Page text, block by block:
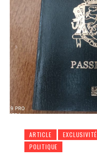
ARTICLE EXCLUSIVITÉ
POLITIQUE